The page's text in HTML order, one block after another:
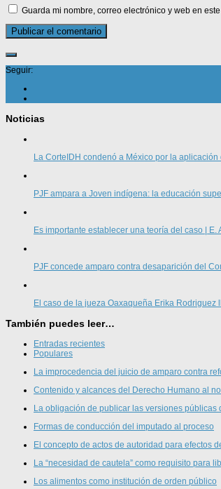
Guarda mi nombre, correo electrónico y web en
Seguir:
Noticias
La CorteIDH condenó a México por la
PJF ampara a Joven indígena: la educación
Es importante establecer una teoría del caso | E.
PJF concede amparo contra desaparición del
El caso de la jueza Oaxaqueña Erika Rodriguez
También puedes leer…
Entradas recientes
Populares
La improcedencia del juicio de amparo contra
Contenido y alcances del Derecho Humano al
La obligación de publicar las versiones públicas
Formas de conducción del imputado al proceso
El concepto de actos de autoridad para efectos
La “necesidad de cautela” como requisito para
Los alimentos como institución de orden público